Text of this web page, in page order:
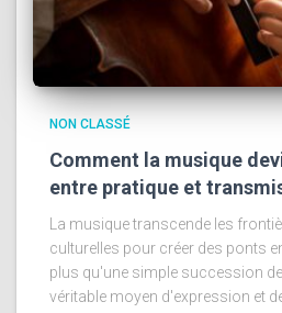
NON CLASSÉ
Comment la musique
entre pratique et
La musique transcende les
culturelles pour créer des ponts
plus qu'une simple succession
véritable moyen d'expression et